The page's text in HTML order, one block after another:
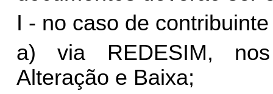
I - no caso de
a) via REDESIM,
Alteração e Baixa;